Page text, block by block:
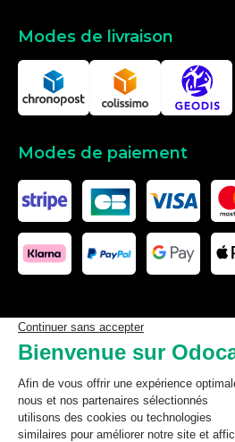
Modes de livraison
Modes de paiement
Les données affichées ici,
complète, ne doivent pas être copiées.
données ou la base de données
exploiter, ni de les rendre accessible à
préalable de TecDoc. Toute infraction
droits d’auteur et fera l’objet de